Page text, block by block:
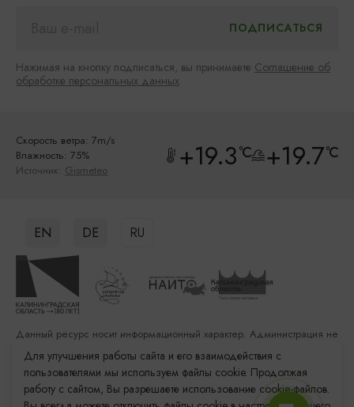
Нажимая на кнопку подписаться, вы принимаете Соглашение об
обработке персональных данных
Скорость ветра: 7m/s
Влажность: 75%
Источник: Gismeteo +19.3°C +19.7°C
EN DE RU
Данный ресурс носит информационный характер. Администрация не
несет ответственности за качество услуг, предоставленных
сторонними организациями
Разработка сайта: «Решение»
Для улучшения работы сайта и его взаимодействия с
пользователями мы используем файлы cookie. Продолжая
работу с сайтом, Вы разрешаете использование cookie-файлов.